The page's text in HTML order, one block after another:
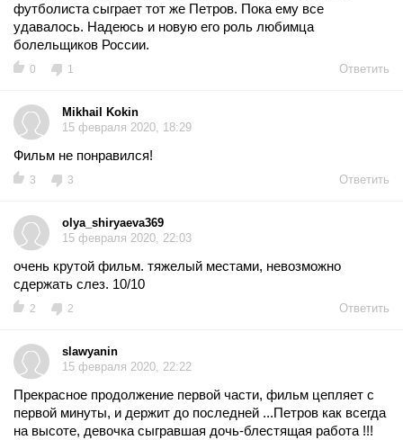
футболиста сыграет тот же Петров. Пока ему все
удавалось. Надеюсь и новую его роль любимца
болельщиков России.
0 1 Ответить
Mikhail Kokin
15 февраля 2020, 18:29
Фильм не понравился!
3 3 Ответить
olya_shiryaeva369
15 февраля 2020, 22:03
очень крутой фильм. тяжелый местами, невозможно
сдержать слез. 10/10
2 2 Ответить
slawyanin
15 февраля 2020, 22:22
Прекрасное продолжение первой части, фильм цепляет с
первой минуты, и держит до последней ...Петров как всегда
на высоте, девочка сыгравшая дочь-блестящая работа !!!